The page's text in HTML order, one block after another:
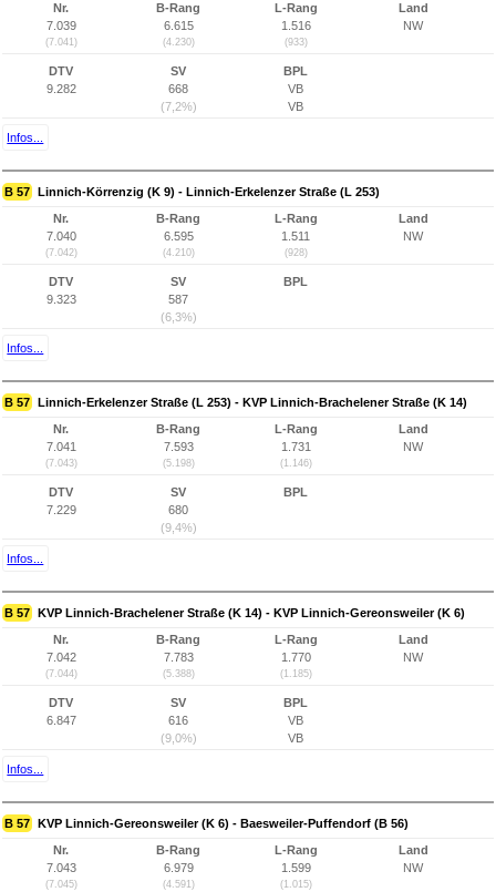
Nr.
7.039
(7.041)
B-Rang
6.615
(4.230)
L-Rang
1.516
(933)
Land
NW
DTV
9.282
SV
668
(7,2%)
BPL
VB
VB
Infos...
B 57 Linnich-Körrenzig (K 9) - Linnich-Erkelenzer Straße (L 253)
Nr.
7.040
(7.042)
B-Rang
6.595
(4.210)
L-Rang
1.511
(928)
Land
NW
DTV
9.323
SV
587
(6,3%)
BPL
Infos...
B 57 Linnich-Erkelenzer Straße (L 253) - KVP Linnich-Brachelener Straße (K 14)
Nr.
7.041
(7.043)
B-Rang
7.593
(5.198)
L-Rang
1.731
(1.146)
Land
NW
DTV
7.229
SV
680
(9,4%)
BPL
Infos...
B 57 KVP Linnich-Brachelener Straße (K 14) - KVP Linnich-Gereonsweiler (K 6)
Nr.
7.042
(7.044)
B-Rang
7.783
(5.388)
L-Rang
1.770
(1.185)
Land
NW
DTV
6.847
SV
616
(9,0%)
BPL
VB
VB
Infos...
B 57 KVP Linnich-Gereonsweiler (K 6) - Baesweiler-Puffendorf (B 56)
Nr.
7.043
(7.045)
B-Rang
6.979
(4.591)
L-Rang
1.599
(1.015)
Land
NW